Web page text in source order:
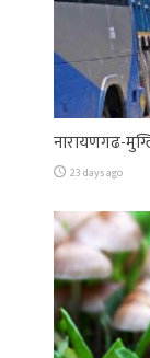
नारायणगढ-
23 days ago